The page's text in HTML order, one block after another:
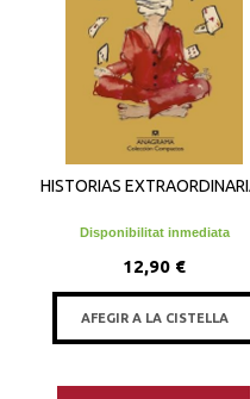
HISTORIAS
Disponibilitat inmediata
12,90 €
AFEGIR A LA CISTELLA